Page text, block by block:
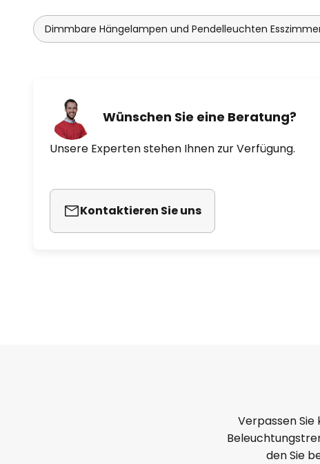
Dimmbare Hängelampen und Pendelleuchten
Wünschen Sie eine Beratung?
Unsere Experten stehen Ihnen zur Verfügung.
Kontaktieren Sie uns
Verpassen
den Sie